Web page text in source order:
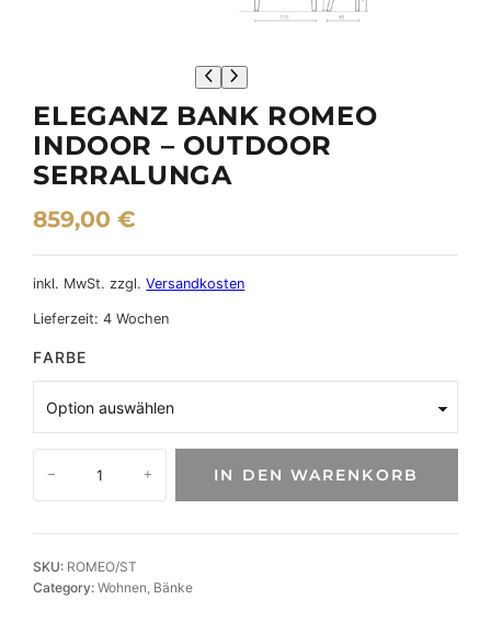
ELEGANZ BANK ROMEO
INDOOR – OUTDOOR
SERRALUNGA
859,00€
inkl. MwSt. zzgl.Versandkosten
Lieferzeit:4 Wochen
FARBE
g
n
− + IN DEN WARENKORB
SKU: ROMEO/ST
Category:Wohnen Bänke